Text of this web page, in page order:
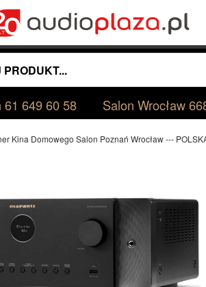
61 649 60 58 Salon Wrocław
Kina Domowego Salon Poznań Wrocław ---